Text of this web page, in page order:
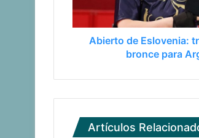
Abierto de Eslovenia:
bronce para
Artículos